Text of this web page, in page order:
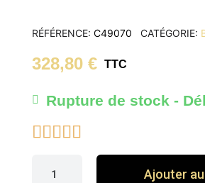
RÉFÉRENCE C49070 CATÉGORIE
328,80 € TTC
Rupture de stock -
    
Ajouter